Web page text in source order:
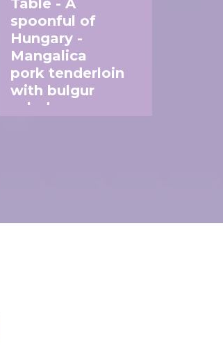
Table - A
spoonful of
Hungary -
Mangalica
pork tenderloin
with bulgur
salad